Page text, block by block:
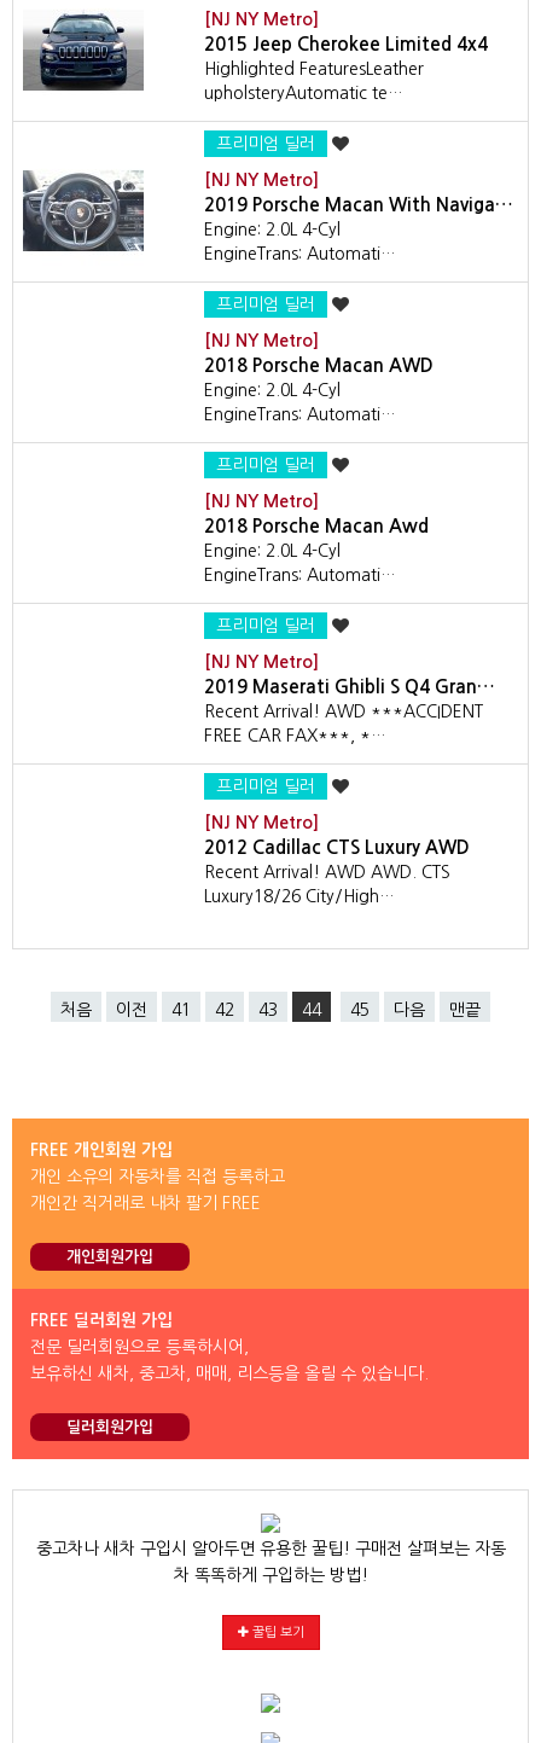
[NJ NY Metro]
2015 Jeep Cherokee Limited 4x4
Highlighted FeaturesLeather
upholsteryAutomatic te…
프리미엄 딜러
[NJ NY Metro]
2019 Porsche Macan With Naviga…
Engine: 2.0L 4-Cyl
EngineTrans: Automati…
프리미엄 딜러
[NJ NY Metro]
2018 Porsche Macan AWD
Engine: 2.0L 4-Cyl
EngineTrans: Automati…
프리미엄 딜러
[NJ NY Metro]
2018 Porsche Macan Awd
Engine: 2.0L 4-Cyl
EngineTrans: Automati…
프리미엄 딜러
[NJ NY Metro]
2019 Maserati Ghibli S Q4 Gran…
Recent Arrival! AWD ***ACCIDENT
FREE CAR FAX***, *…
프리미엄 딜러
[NJ NY Metro]
2012 Cadillac CTS Luxury AWD
Recent Arrival! AWD AWD. CTS
Luxury18/26 City/High…
처음 이전 41 42 43 44 45 다음 맨끝
FREE 개인회원 가입
개인 소유의 자동차를 직접 등록하고
개인간 직거래로 내차 팔기 FREE
개인회원가입
FREE 딜러회원 가입
전문 딜러회원으로 등록하시어,
보유하신 새차, 중고차, 매매, 리스등을 올릴 수 있습니다.
딜러회원가입
중고차나 새차 구입시 알아두면 유용한 꿀팁! 구매전 살펴보는 자동
차 똑똑하게 구입하는 방법!
꿀팁 보기